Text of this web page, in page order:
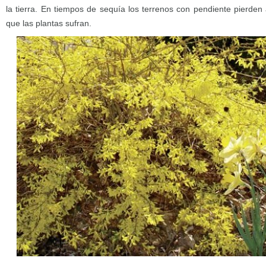
la tierra. En tiempos de sequía los terrenos con pendiente
que las plantas sufran.